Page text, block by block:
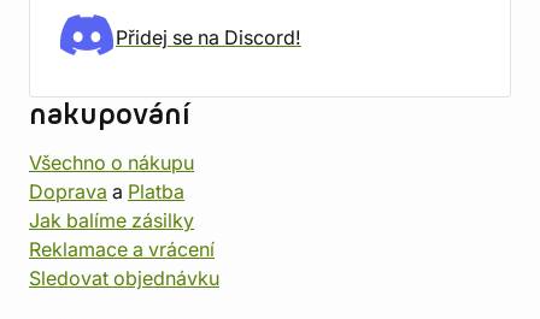
Přidej se na Discord!
nakupování
Všechno o nákupu
Doprava a Platba
Jak balíme zásilky
Reklamace a vrácení
Sledovat objednávku